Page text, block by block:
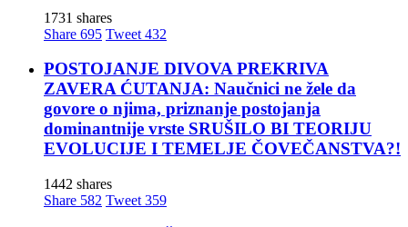
1731 shares
Share 695 Tweet 432
POSTOJANJE DIVOVA PREKRIVA
ZAVERA ĆUTANJA: Naučnici ne žele da
govore o njima, priznanje postojanja
dominantnije vrste SRUŠILO BI TEORIJU
EVOLUCIJE I TEMELJE ČOVEČANSTVA?!
1442 shares
Share 582 Tweet 359